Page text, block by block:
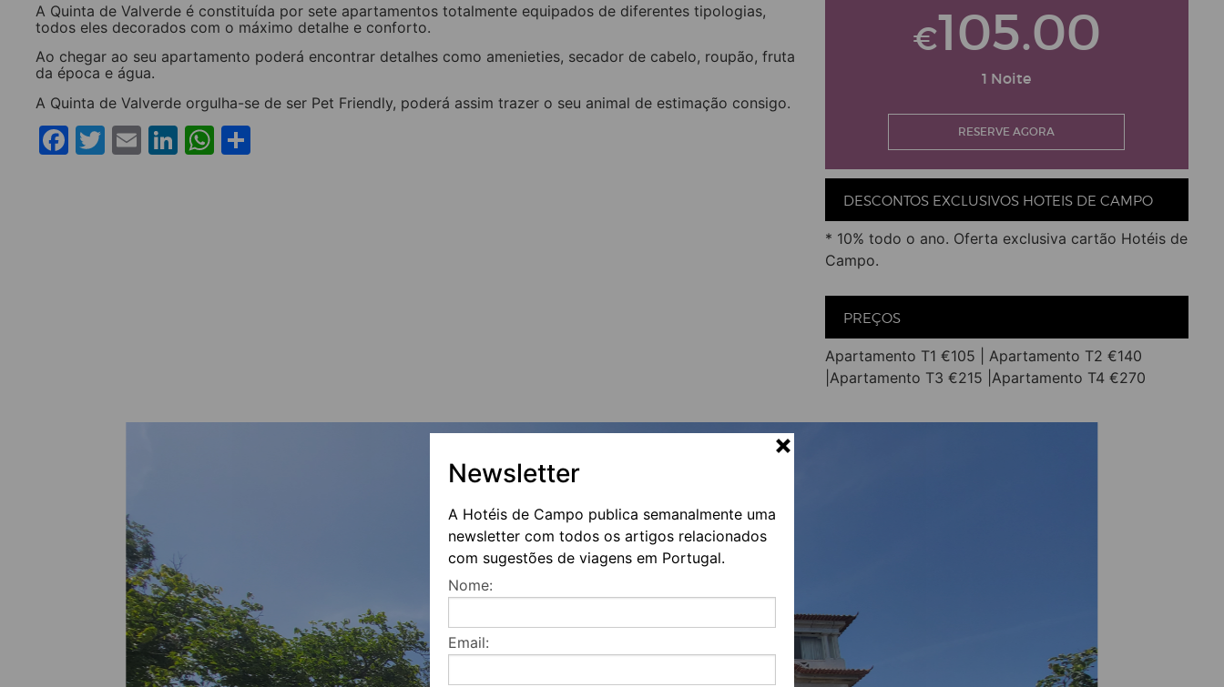
Newsletter
A Hotéis de Campo publica semanalmente uma
newsletter com todos os artigos relacionados
com sugestões de viagens em Portugal.
Nome:
Email:
A Quinta de Valverde é constituída por sete apartamentos totalmente equipados de diferentes tipologias,
todos eles decorados com o máximo detalhe e conforto.
Ao chegar ao seu apartamento poderá encontrar detalhes como amenieties, secador de cabelo, roupão, fruta
da época e água.
A Quinta de Valverde orgulha-se de ser Pet Friendly, poderá assim trazer o seu animal de estimação consigo.
Facebook
Twitter
EmailLinkedIn
WhatsApp
€105.00
1 Noite
RESERVE AGORA
DESCONTOS EXCLUSIVOS HOTEIS DE CAMPO
* 10% todo o ano. Oferta exclusiva cartão Hotéis de
Campo.
PREÇOS
Apartamento T1 €105 | Apartamento T2 €140
|Apartamento T3 €215 |Apartamento T4 €270